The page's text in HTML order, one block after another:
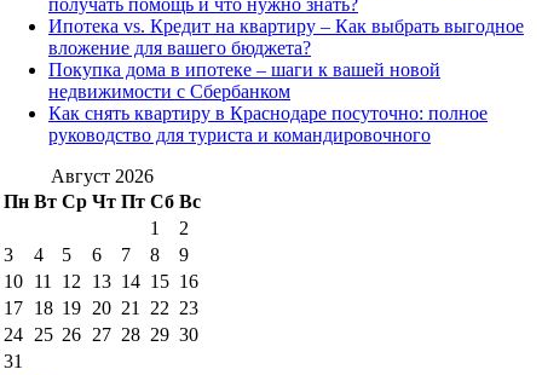
получать помощь и что нужно знать?
Ипотека vs. Кредит на квартиру – Как выбрать выгодное
вложение для вашего бюджета?
Покупка дома в ипотеке – шаги к вашей новой
недвижимости с Сбербанком
Как снять квартиру в Краснодаре посуточно: полное
руководство для туриста и командировочного
Август 2026
Пн Вт Ср Чт Пт Сб Вс
1
2
3
4 5 6 7 8
9
10 11 12 13 14 15 16
17 18 19 20 21 22 23
24 25 26 27 28 29 30
31